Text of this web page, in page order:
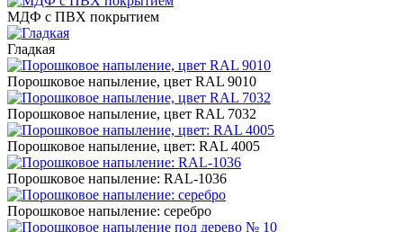
МДФ с ПВХ покрытием
Гладкая
Порошковое напыление, цвет RAL 9010
Порошковое напыление, цвет RAL 7032
Порошковое напыление, цвет: RAL 4005
Порошковое напыление: RAL-1036
Порошковое напыление: серебро